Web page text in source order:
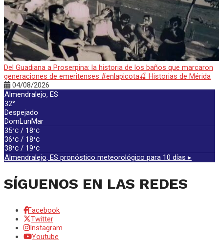
Del Guadiana a Proserpina: la historia de los baños que marcaron
generaciones de emeritenses #enlapicota🍒 Historias de Mérida
04/08/2026
Almendralejo, ES
32°
Despejado
DomLunMar
35°C / 18°C
36°C / 18°C
38°C / 19°C
Almendralejo, ES pronóstico meteorológico para 10 días ▸
SÍGUENOS EN LAS REDES
Facebook
Twitter
Instagram
Youtube